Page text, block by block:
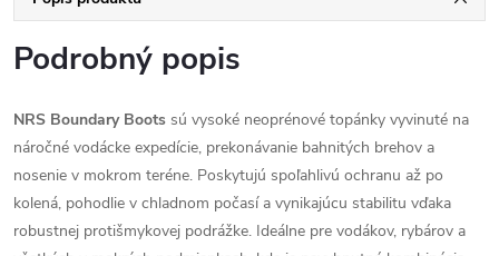
Podrobný popis
NRS Boundary Boots sú vysoké neoprénové topánky vyvinuté na
náročné vodácke expedície, prekonávanie bahnitých brehov a
nosenie v mokrom teréne. Poskytujú spoľahlivú ochranu až po
kolená, pohodlie v chladnom počasí a vynikajúcu stabilitu vďaka
robustnej protišmykovej podrážke. Ideálne pre vodákov, rybárov a